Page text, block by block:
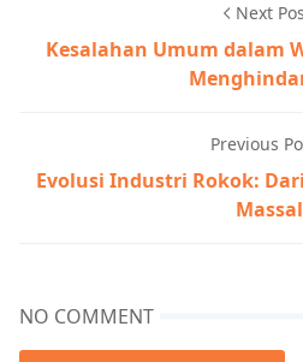
Next
Kesalahan Umum dalam
Previous
Evolusi Industri Rokok:
Massal
NO COMMENT